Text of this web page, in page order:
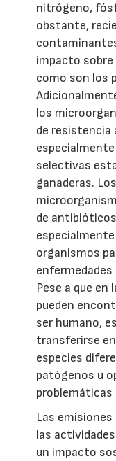
nitrógeno,
obstante,
impacto sobre
como son los
los
de resistencia
selectivas
ganaderas.
de
organismos
Pese a que
pueden
ser humano,
transferirse
especies
patógenos u
problemáticas
Las
las
un impacto